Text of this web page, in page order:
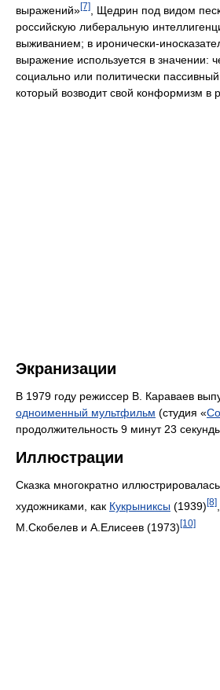
выражений»[7]
, Щедрин под видом
российскую либеральную
выживанием; в иронически-
выражение используется в значении:
социально или политически
который возводит свой конформизм в
Экранизации
В 1979 году режиссер В. Караваев
одноименный мультфильм (студия «
продолжительность 9 минут 23
Иллюстрации
Сказка многократно
художниками, как Кукрыниксы (1939)[8]
М.Скобелев и А.Елисеев (1973)[10]